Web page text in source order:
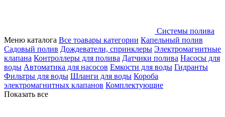
Системы полива
Меню каталога Все тоавары категории Капельный полив
Садовый полив Дождеватели, спринклеры Электромагнитные
клапана Контроллеры для полива Датчики полива Насосы для
воды Автоматика для насосов Емкости для воды Гидранты
Фильтры для воды Шланги для воды Короба
электромагнитных клапанов Комплектующие
Показать все